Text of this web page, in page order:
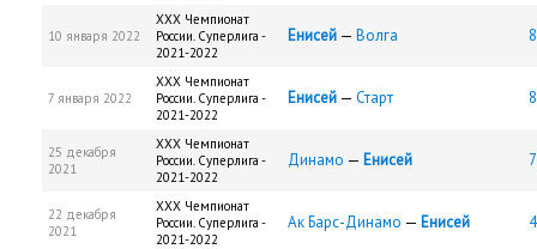
10 января 2022
XXX Чемпионат
России. Суперлига -
2021-2022
Енисей — Волга
7 января 2022
XXX Чемпионат
России. Суперлига -
2021-2022
Енисей — Старт
25 декабря
2021
XXX Чемпионат
России. Суперлига -
2021-2022
Динамо — Енисей
22 декабря
2021
XXX Чемпионат
России. Суперлига -
2021-2022
Ак Барс-Динамо — Енисей